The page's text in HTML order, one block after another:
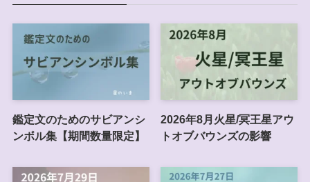
鑑定文のためのサビアンシ
ンボル集【期間数量限定】
2026年8月火星/冥王星アウ
トオブバウンズの影響